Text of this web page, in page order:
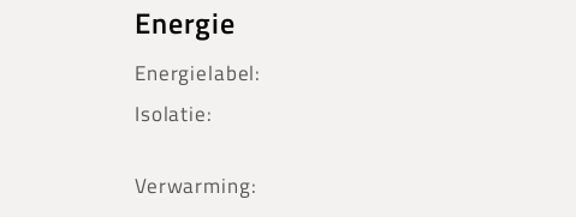
Energie
Energielabel:
Isolatie:
Verwarming: